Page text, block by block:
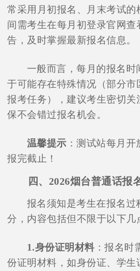
常采用月初报名、月末考试的
间需考生在每月初登录官网查
告，及时掌握最新报名信息。
一般而言，每月的报名时
于可能存在特殊情况（部分市
报考任务），建议考生密切关
保不会错过报名机会。
温馨提示 ：测试站每月开
报完截止！
四、2026烟台普通话报
报名须知是考生在报名过
分，内容包括但不限于以下几
1.身份证明材料 ：报名时
份证明材料，如身份证、学生